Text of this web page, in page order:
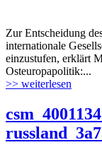
Zur Entscheidung
internationale
einzustufen, erklärt
Osteuropapolitik:...
>> weiterlesen